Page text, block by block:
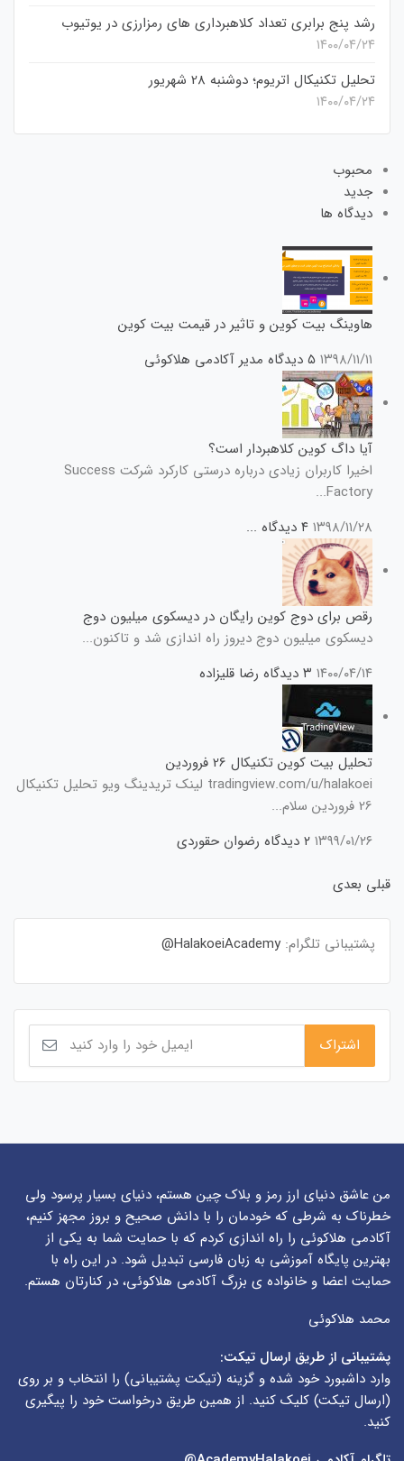
رشد پنج برابری تعداد کلاهبرداری های رمزارزی در یوتیوب
۱۴۰۰/۰۴/۲۴
تحلیل تکنیکال اتریوم؛ دوشنبه 28 شهریور
۱۴۰۰/۰۴/۲۴
محبوب
جدید
دیدگاه ها
هاوینگ بیت کوین و تاثیر در قیمت بیت کوین
۱۳۹۸/۱۱/۱۱ ۵ دیدگاه مدیر آکادمی هلاکوئی
آیا داگ کوین کلاهبردار است؟
اخیرا کاربران زیادی درباره درستی کارکرد شرکت Success
Factory...
۱۳۹۸/۱۱/۲۸ ۴ دیدگاه ...
رقص برای دوج کوین رایگان در دیسکوی میلیون دوج
دیسکوی میلیون دوج دیروز راه اندازی شد و تاکنون...
۱۴۰۰/۰۴/۱۴ ۳ دیدگاه رضا قلیزاده
تحلیل بیت کوین تکنیکال 26 فروردین
tradingview.com/u/halakoei لینک تریدینگ ویو تحلیل تکنیکال
26 فروردین سلام...
۱۳۹۹/۰۱/۲۶ ۲ دیدگاه
رضوان حقوردی
قبلی بعدی
پشتیبانی تلگرام: HalakoeiAcademy@
من عاشق دنیای ارز رمز و بلاک چین هستم، دنیای بسیار پرسود ولی
خطرناک به شرطی که خودمان را با دانش صحیح و بروز مجهز کنیم،
آکادمی هلاکوئی را راه اندازی کردم که با حمایت شما به یکی از
بهترین پایگاه آموزشی به زبان فارسی تبدیل شود. در این راه با
حمایت اعضا و خانواده ی بزرگ آکادمی هلاکوئی، در کنارتان هستم.
محمد هلاکوئی
پشتیبانی از طریق ارسال تیکت:
وارد داشبورد خود شده و گزینه (تیکت پشتیبانی) را انتخاب و بر روی
(ارسال تیکت) کلیک کنید. از همین طریق درخواست خود را پیگیری
کنید.